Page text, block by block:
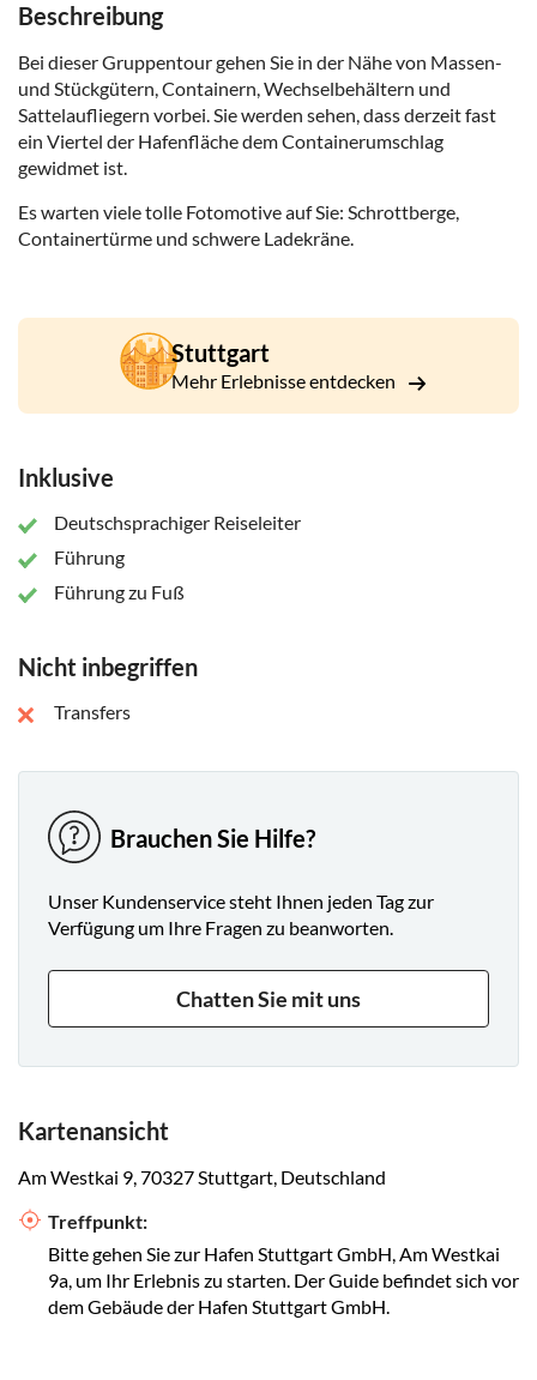
Beschreibung
Bei dieser Gruppentour gehen Sie in der Nähe von Massen-
und Stückgütern, Containern, Wechselbehältern und
Sattelaufliegern vorbei. Sie werden sehen, dass derzeit fast
ein Viertel der Hafenfläche dem Containerumschlag
gewidmet ist.
Es warten viele tolle Fotomotive auf Sie: Schrottberge,
Containertürme und schwere Ladekräne.
Stuttgart
Mehr Erlebnisse entdecken
Inklusive
Deutschsprachiger Reiseleiter
Führung
Führung zu Fuß
Nicht inbegriffen
Transfers
Brauchen Sie Hilfe?
Unser Kundenservice steht Ihnen jeden Tag zur
Verfügung um Ihre Fragen zu beanworten.
Chatten Sie mit uns
Kartenansicht
Am Westkai 9, 70327 Stuttgart, Deutschland
Treffpunkt:
Bitte gehen Sie zur Hafen Stuttgart GmbH, Am Westkai
9a, um Ihr Erlebnis zu starten. Der Guide befindet sich vor
dem Gebäude der Hafen Stuttgart GmbH.